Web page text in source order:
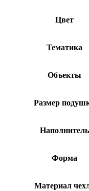
Цвет
Тематика
Объекты
Размер
Наполнитель
Форма
Материал